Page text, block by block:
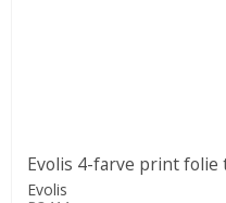
Evolis 4-farve print folie
Evolis